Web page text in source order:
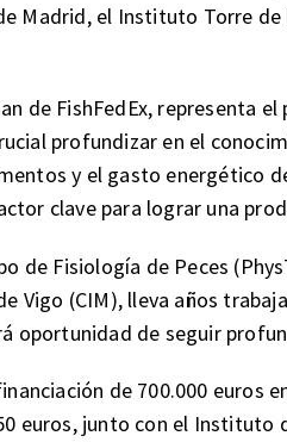
Madrid, el Instituto Torre de
de FishFedEx, representa
profundizar en el
y el gasto energético
clave para lograr una
de Fisiología de Peces
Vigo (CIM), lleva años
oportunidad de seguir
de 700.000 euros
euros, junto con el Instituto